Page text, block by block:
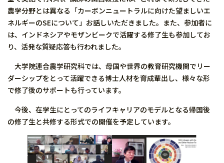
農学分野とは異なる「カーボンニュートラルに向けた望ましいエ
ネルギーのSEについて」お話しいただきました。また、参加者に
は、インドネシアやモザンビークで活躍する修了生も参加してお
り、活発な質疑応答も行われました。
大学院連合農学研究科では、母国や世界の教育研究機関でリー
ダーシップをとって活躍できる博士人材を育成輩出し、様々な形
で修了後のサポートも行っています。
今後、在学生にとってのライフキャリアのモデルとなる帰国後
の修了生と共修する形式での開催を予定しています。